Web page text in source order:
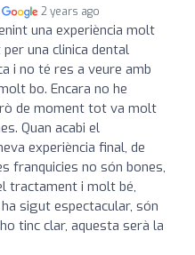
2 years ago
una experiència molt
una clinica dental
i no té res a veure amb
bo. Encara no he
de moment tot va molt
Quan acabi el
experiència final, de
franquicies no són bones,
tractament i molt bé,
sigut espectacular, són
tinc clar, aquesta serà la